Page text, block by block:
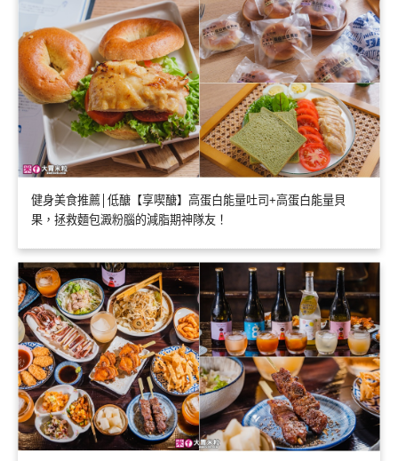
健身美食推薦│低醣【享喫醣】高蛋白能量吐司+高蛋白能量貝
果，拯救麵包澱粉腦的減脂期神隊友！